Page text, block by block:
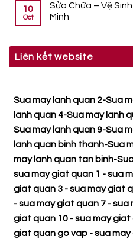
10
Oct
Sửa Chữa – Vệ
Minh
Liên kết website
Sua may lanh quan 2-Sua
lanh quan 4-Sua may lanh
Sua may lanh quan 9-Sua
lanh quan binh thanh-Sua
may lanh quan tan binh-
sua may giat quan 1 -sua
giat quan 3 -sua may giat
-sua may giat quan 7 -sua
giat quan 10 -sua may giat
giat quan go vap -sua